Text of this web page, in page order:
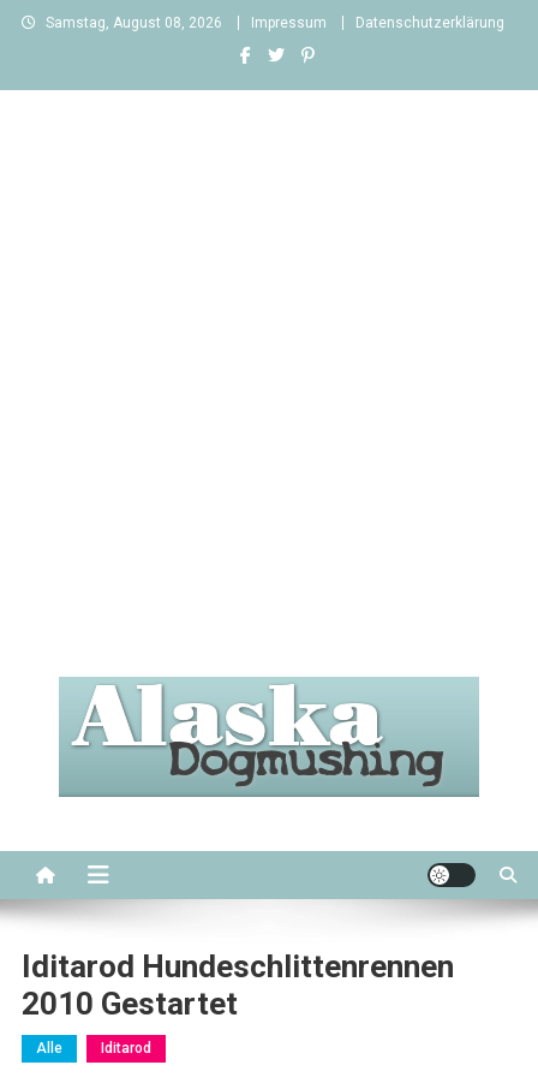
Skip
Samstag, August 08, 2026 Impressum Datenschutzerklärung
Iditarod Hundeschlittenrennen
2010 Gestartet
Alle Iditarod